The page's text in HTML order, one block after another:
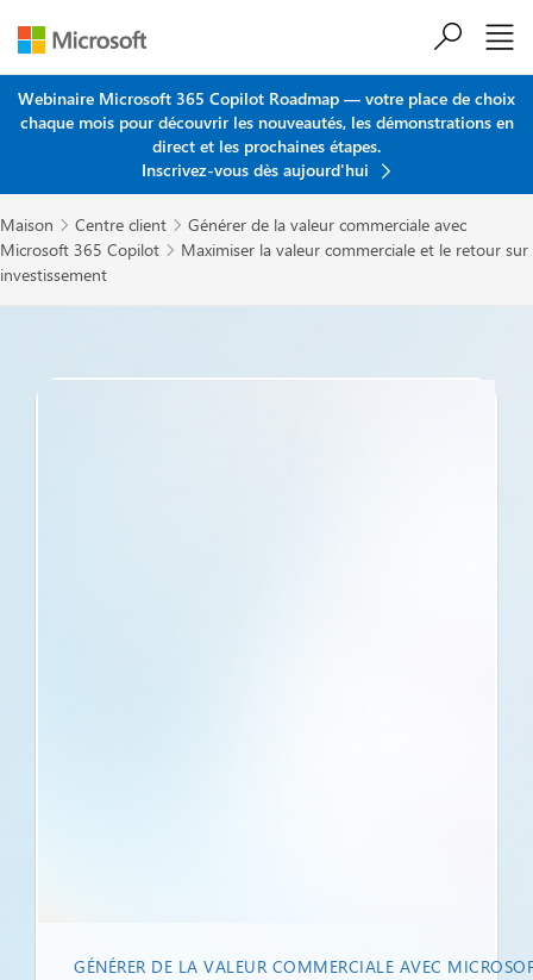
Webinaire Microsoft 365 Copilot Roadmap — votre place de choix
chaque mois pour découvrir les nouveautés, les démonstrations en
direct et les prochaines étapes.
Inscrivez-vous dès aujourd'hui
Maison  Centre client  Générer de la valeur commerciale avec
Microsoft 365 Copilot

Maximiser la valeur commerciale et le retour sur
investissement
GÉNÉRER DE LA VALEUR COMMERCIALE AVEC